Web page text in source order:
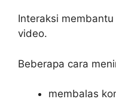
Interaksi
video.
Beberapa cara
membalas